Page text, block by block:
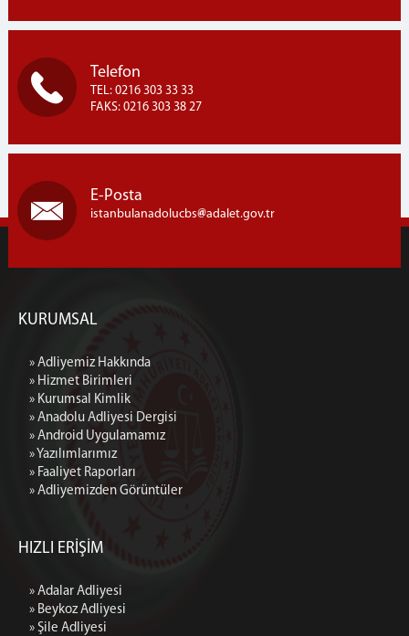
Telefon
TEL: 0216 303 33 33
FAKS: 0216 303 38 27
E-Posta
istanbulanadolucbs adalet.gov.tr
KURUMSAL
» Adliyemiz Hakkında
» Hizmet Birimleri
» Kurumsal Kimlik
» Anadolu Adliyesi Dergisi
» Android Uygulamamız
» Yazılımlarımız
» Faaliyet Raporları
» Adliyemizden Görüntüler
HIZLI ERİŞİM
» Adalar Adliyesi
» Beykoz Adliyesi
» Şile Adliyesi